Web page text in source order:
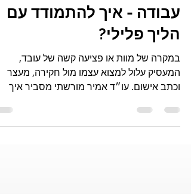
מאמר ב MAKO: תאונות
עבודה - איך להתמודד עם
הליך פלילי?
במקרה של מוות או פציעה קשה של עובד,
וכתב אישום. עו״ד אמיר מורשתי מסביר איך
לצמצם את החשיפה לאחריות...